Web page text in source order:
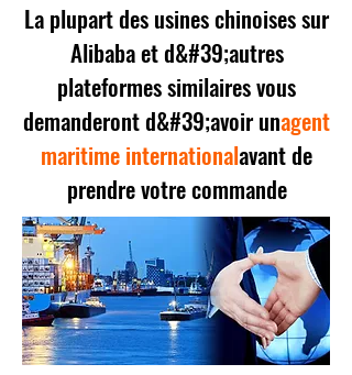
La plupart des usines chinoises sur
Alibaba et d&#39;autres
plateformes similaires vous
demanderont d&#39;avoir unagent
maritime internationalavant de
prendre votre commande